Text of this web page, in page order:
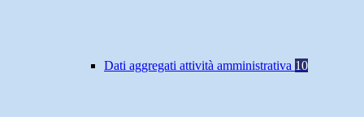
Dati aggregati attività amministrativa 10